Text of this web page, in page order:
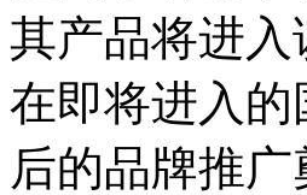
其产品将进
在即将进入
后的品牌推广